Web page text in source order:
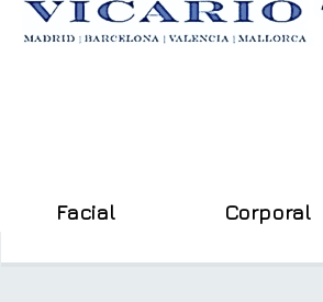
Facial Corporal